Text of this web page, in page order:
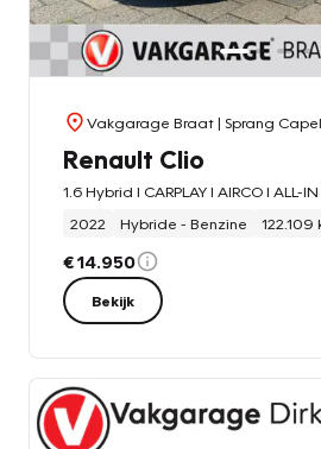
Vakgarage Braat| Sprang
Renault Clio
1.6 Hybrid l CARPLAY l AIRCO l ALL-IN
2022
Hybride - Benzine 122.109
€ 14.950
Bekijk